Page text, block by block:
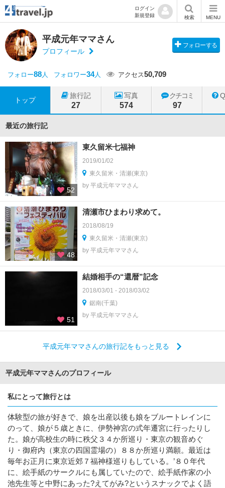
ログイン
新規登録
検索 MENU
平成元年ママさん
プロフィール
フォローする
フォロー88人 フォロワー34人 アクセス50,709
トップ
旅行記
27
写真
574
クチコミ
97
最近の旅行記
52
東久留米七福神
2019/01/02
東久留米・清瀬(東京)
by 平成元年ママさん
48
清瀬市ひまわり求めて。
2018/08/19
東久留米・清瀬(東京)
by 平成元年ママさん
51
結婚相手の“還暦”記念
2018/03/01 - 2018/03/02
鋸南(千葉)
by 平成元年ママさん
平成元年ママさんの旅行記をもっと見る
平成元年ママさんのプロフィール
私にとって旅行とは
体験型の旅が好きで、娘を出産以後も娘をブルートレインに
のって、娘が５歳ときに、伊勢神宮の式年遷宮に行ったりし
た。娘が高校生の時に秩父３４か所巡り・東京の観音めぐ
り・御府内（東京の四国霊場の）８８か所巡り満願。最近は
毎年お正月に東京近郊７福神様巡りもしている。’８０年代
に、絵手紙のサークルにも属していたので、絵手紙作家の小
池先生等と中野にあった?えてがみ?というスナックでよく語